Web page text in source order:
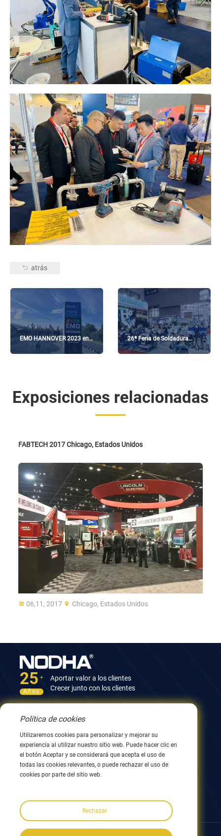
atrás
EMO HANNOVER 2023 en
Alemania
26ª Feria de Soldadura
Beijing-Essen en Shenzhen
Exposiciones relacionadas
FABTECH 2017 Chicago, Estados Unidos
06,11, 2017 Chicago, Estados Unidos
25 +
Años
Aportar valor a los clientes
Crecer junto con los clientes
Edificio 12, n.º 9, calle Xingyang, Wuxi 214082, Jiangsu,
China
0086 510 8580 8562
0086 152 5144 1199
Política de cookies
Utilizaremos cookies para personalizar y mejorar su
experiencia al utilizar nuestro sitio web. Puede hacer clic en
el botón Aceptar y se considerará que acepta el uso de
todas las cookies relevantes, o puede rechazar el uso de
cookies por parte del sitio web.
Rechazar